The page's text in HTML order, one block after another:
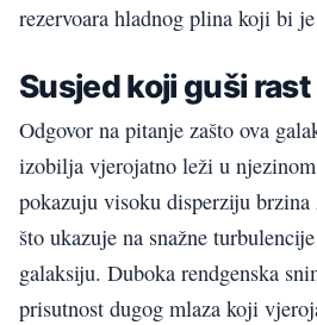
rezervoara hladnog plina koji bi
Susjed koji guši rast
Odgovor na pitanje zašto ova
izobilja vjerojatno leži u
pokazuju visoku disperziju
što ukazuje na snažne
galaksiju. Duboka rendgenska
prisutnost dugog mlaza koji